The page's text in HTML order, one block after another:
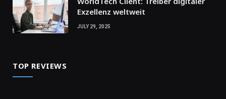
Exzellenz weltweit
JULY 29, 2025
TOP REVIEWS